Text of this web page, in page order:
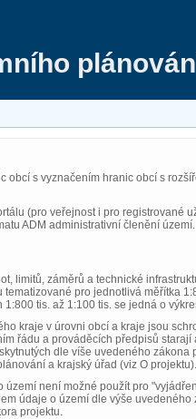
obcí s vyznačením hranic obcí s
(pro veřejnost i pro
ADM administrativní členění území.
limitů, záměrů a technické
pro jednotlivá měřítka
tis. až 1:100 tis. se jedná o
kraje v úrovni obcí a kraje jsou
řádu a prováděcích předpisů
dle víše uvedeného
a krajský úřad (viz O projektu).
území není možné použít pro
údaje o území dle výše
projektu.